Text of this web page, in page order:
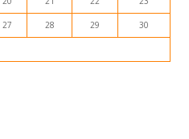
27 28 29 30